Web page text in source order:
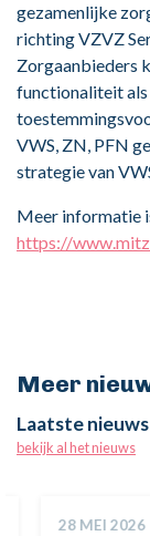
gezamenlijke
richting VZVZ
Zorgaanbieders
functionaliteit als
VWS, ZN, PFN
strategie van
Meer informatie
https://
Meer
Laatste nieuws
bekijk al het nieuws
28 MEI 2026